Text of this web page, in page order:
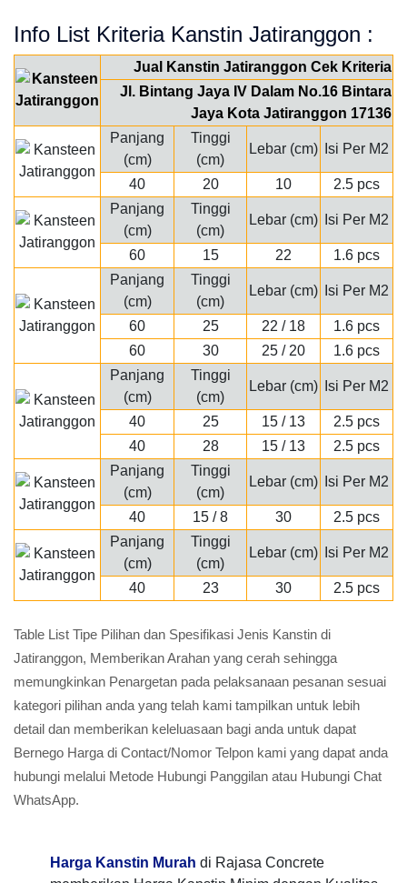
Info List Kriteria Kanstin Jatiranggon :
Jual Kanstin Jatiranggon Cek Kriteria
Jl. Bintang Jaya IV Dalam No.16 Bintara
Jaya Kota Jatiranggon 17136
Panjang
(cm)
Tinggi
(cm)
Lebar (cm) Isi Per M2
40 20 10
2.5 pcs
Panjang
(cm)
Tinggi
(cm)
Lebar (cm) Isi Per M2
60 15 22
1.6 pcs
Panjang
(cm)
Tinggi
(cm)
Lebar (cm) Isi Per M2
60 25 22 / 18
1.6 pcs
60
30 25 / 20
1.6 pcs
Panjang
(cm)
Tinggi
(cm)
Lebar (cm) Isi Per M2
40 25 15 / 13
2.5 pcs
40
28 15 / 13
2.5 pcs
Panjang
(cm)
Tinggi
(cm)
Lebar (cm) Isi Per M2
40 15 / 8 30
2.5 pcs
Panjang
(cm)
Tinggi
(cm)
Lebar (cm) Isi Per M2
40 23 30 2.5 pcs
Table List Tipe Pilihan dan Spesifikasi Jenis Kanstin di
Jatiranggon, Memberikan Arahan yang cerah sehingga
memungkinkan Penargetan pada pelaksanaan pesanan sesuai
kategori pilihan anda yang telah kami tampilkan untuk lebih
detail dan memberikan keleluasaan bagi anda untuk dapat
Bernego Harga di Contact/Nomor Telpon kami yang dapat anda
hubungi melalui Metode Hubungi Panggilan atau Hubungi Chat
WhatsApp.
Harga Kanstin Murah di Rajasa Concrete